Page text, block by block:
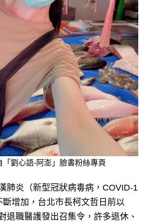
「劉心語-阿澎」臉書粉絲專頁
肺炎（新型冠狀病毒病，COVID-1
增加，台北市長柯文哲日前以
退職醫護發出召集令，許多退休、